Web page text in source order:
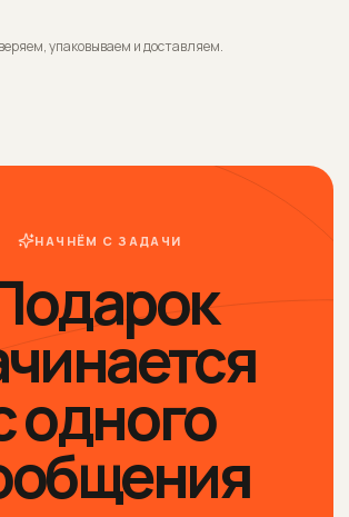
упаковываем и доставляем.
НАЧНЁМ С ЗАДАЧИ
одного